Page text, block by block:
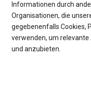
Informationen durch
Organisationen, die
gegebenenfalls Cookies,
verwenden, um
und anzubieten.